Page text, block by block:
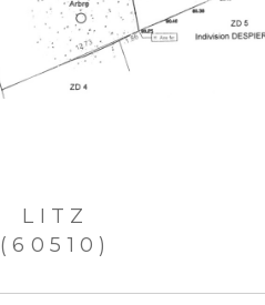
LITZ
(60510)